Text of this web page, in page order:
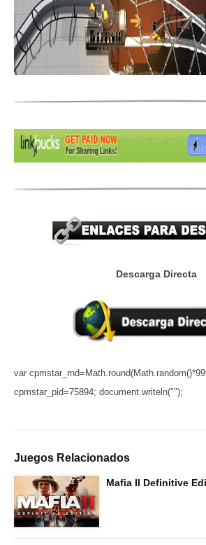
Descarga Directa
var
cpmstar_pid=75894; document.writeln("");
Juegos Relacionados
Mafia II Definitive